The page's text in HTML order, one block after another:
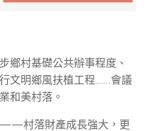
鄉村基礎公共辦事程度、
文明鄉風扶植工程……會議
和美村落。
——村落財產成長強大，更